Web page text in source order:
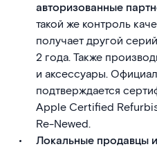
авторизованные
такой же контроль
получает другой
2 года. Также
и аксессуары.
подтверждается
Apple Certified
Re-Newed.
Локальные продавцы